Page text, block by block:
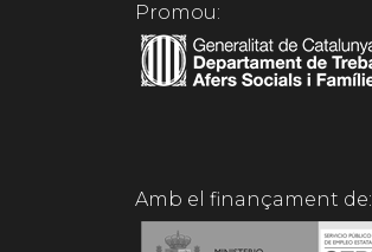
Promou:
Amb el finançament de: